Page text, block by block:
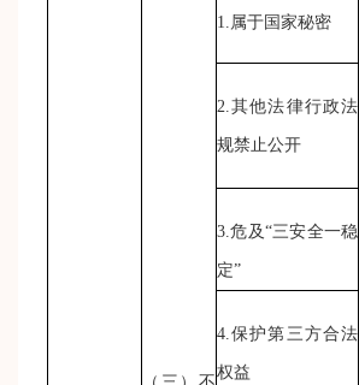
1.属于国家秘密
2.其他法律行政法
规禁止公开
3.危及“三安全一稳
定”
4.保护第三方合法
权益